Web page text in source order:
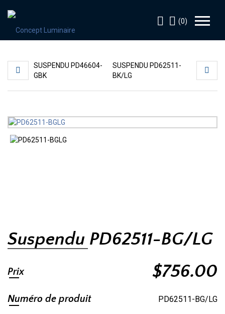
(0)
SUSPENDU PD46604-
GBK
SUSPENDU PD62511-
BK/LG
Suspendu PD62511-BG/LG
Prix $756.00
Numéro de produit PD62511-BG/LG